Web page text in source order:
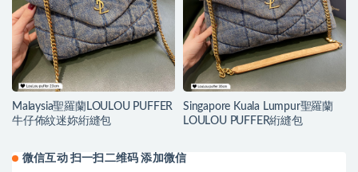
Malaysia聖羅蘭LOULOU PUFFER
牛仔佈紋迷妳絎縫包
Singapore Kuala Lumpur聖羅蘭
LOULOU PUFFER絎縫包
微信互动 扫一扫二维码 添加微信